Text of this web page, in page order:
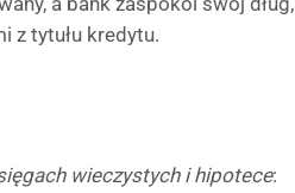
z tytułu kredytu.
wieczystych i hipotece: